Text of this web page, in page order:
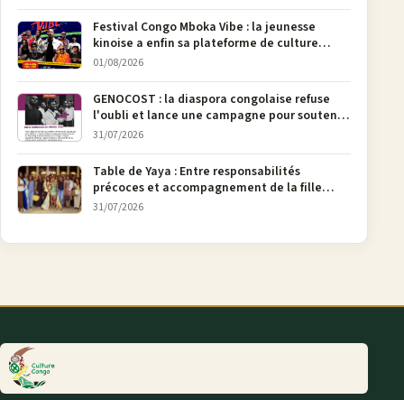
Festival Congo Mboka Vibe : la jeunesse
kinoise a enfin sa plateforme de culture
urbaine
01/08/2026
GENOCOST : la diaspora congolaise refuse
l'oubli et lance une campagne pour soutenir
la pétition FONAREV depuis Bruxelles
31/07/2026
Table de Yaya : Entre responsabilités
précoces et accompagnement de la fille
aînée, la diaspora en débat
31/07/2026